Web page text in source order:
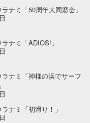
ナミ「50周年大同窓会」
ナミ「ADIOS!」
ラナミ「神様の浜でサーフ
ナミ「初滑り！」